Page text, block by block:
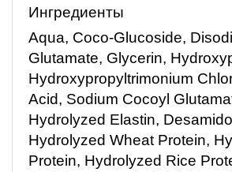
Ингредиенты
Aqua, Coco-Glucoside,
Glutamate, Glycerin,
Hydroxypropyltrimonium
Acid, Sodium Cocoyl
Hydrolyzed Elastin,
Hydrolyzed Wheat Protein,
Protein, Hydrolyzed Rice